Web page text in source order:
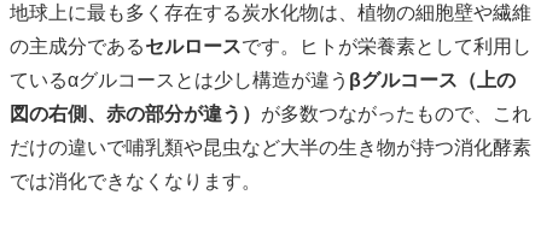
地球上に最も多く存在する炭水化物は、植物の細胞壁や繊維
の主成分であるセルロースです。ヒトが栄養素として利用し
ているαグルコースとは少し構造が違う βグルコース（上の
図の右側、赤の部分が違う） が多数つながったもので、これ
だけの違いで哺乳類や昆虫など大半の生き物が持つ消化酵素
では消化できなくなります。